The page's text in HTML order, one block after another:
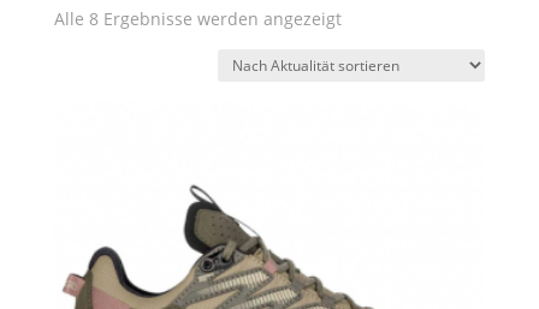
Alle 8 Ergebnisse werden angezeigtNach
sortiert